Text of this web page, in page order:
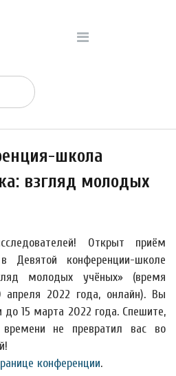
школа
взгляд молодых
Открыт приём
Девятой конференции-школе
молодых учёных» (время
2022 года, онлайн). Вы
15 марта 2022 года. Спешите,
не превратил вас во
конференции.